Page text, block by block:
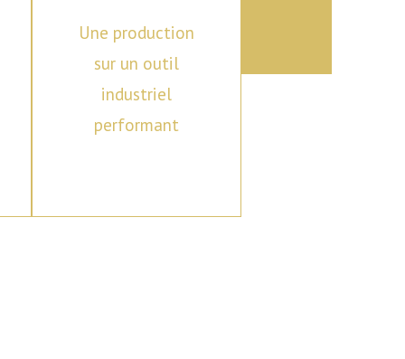
Une production
sur un outil
industriel
performant